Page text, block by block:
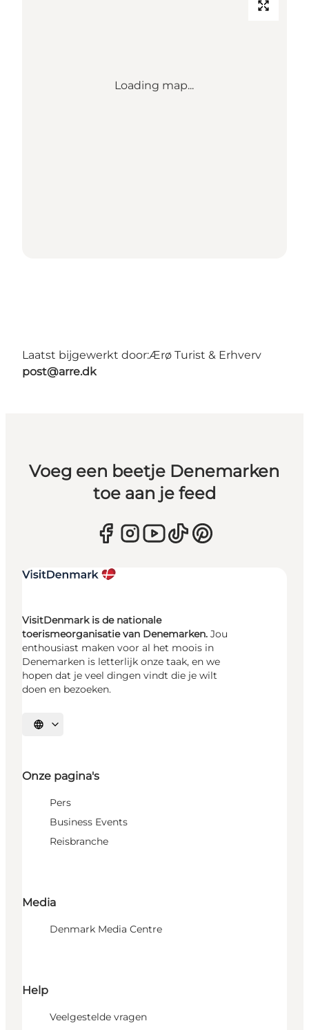
Loading map...
Laatst bijgewerkt door:Ærø Turist & Erhverv
post@arre.dk
Voeg een beetje Denemarken
toe aan je feed
VisitDenmark is de nationale
toerismeorganisatie van Denemarken. Jou
enthousiast maken voor al het moois in
Denemarken is letterlijk onze taak, en we
hopen dat je veel dingen vindt die je wilt
doen en bezoeken.
Selecteer taal
Onze pagina's
Pers
Business Events
Reisbranche
Media
Denmark Media Centre
Help
Veelgestelde vragen